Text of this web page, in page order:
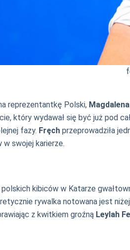
reprezentantkę Polski,
który wydawał się być już pod
fazy. Fręch przeprowadziła
swojej karierze.
kibiców w Katarze
rywalka notowana jest
z kwitkiem groźną Leylah